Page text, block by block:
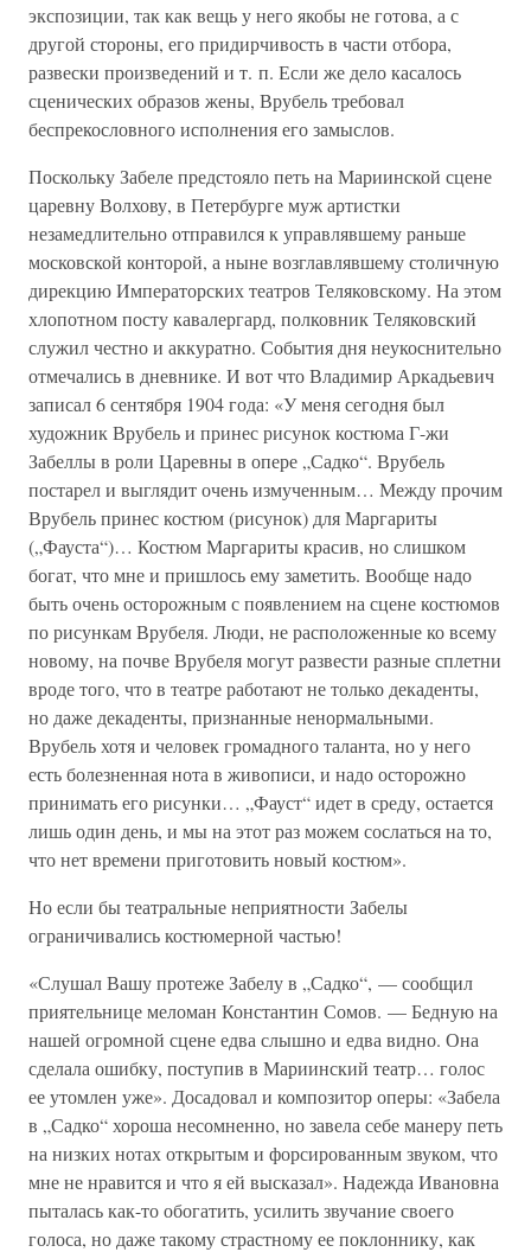
экспозиции, так как вещь у него якобы не готова, а с
другой стороны, его придирчивость в части отбора,
развески произведений и т. п. Если же дело касалось
сценических образов жены, Врубель требовал
беспрекословного исполнения его замыслов.
Поскольку Забеле предстояло петь на Мариинской сцене
царевну Волхову, в Петербурге муж артистки
незамедлительно отправился к управлявшему раньше
московской конторой, а ныне возглавлявшему столичную
дирекцию Императорских театров Теляковскому. На этом
хлопотном посту кавалергард, полковник Теляковский
служил честно и аккуратно. События дня неукоснительно
отмечались в дневнике. И вот что Владимир Аркадьевич
записал 6 сентября 1904 года: «У меня сегодня был
художник Врубель и принес рисунок костюма Г-жи
Забеллы в роли Царевны в опере „Садко“. Врубель
постарел и выглядит очень измученным… Между прочим
Врубель принес костюм (рисунок) для Маргариты
(„Фауста“)… Костюм Маргариты красив, но слишком
богат, что мне и пришлось ему заметить. Вообще надо
быть очень осторожным с появлением на сцене костюмов
по рисункам Врубеля. Люди, не расположенные ко всему
новому, на почве Врубеля могут развести разные сплетни
вроде того, что в театре работают не только декаденты,
но даже декаденты, признанные ненормальными.
Врубель хотя и человек громадного таланта, но у него
есть болезненная нота в живописи, и надо осторожно
принимать его рисунки… „Фауст“ идет в среду, остается
лишь один день, и мы на этот раз можем сослаться на то,
что нет времени приготовить новый костюм».
Но если бы театральные неприятности Забелы
ограничивались костюмерной частью!
«Слушал Вашу протеже Забелу в „Садко“, — сообщил
приятельнице меломан Константин Сомов. — Бедную на
нашей огромной сцене едва слышно и едва видно. Она
сделала ошибку, поступив в Мариинский театр… голос
ее утомлен уже». Досадовал и композитор оперы: «Забела
в „Садко“ хороша несомненно, но завела себе манеру петь
на низких нотах открытым и форсированным звуком, что
мне не нравится и что я ей высказал». Надежда Ивановна
пыталась как-то обогатить, усилить звучание своего
голоса, но даже такому страстному ее поклоннику, как